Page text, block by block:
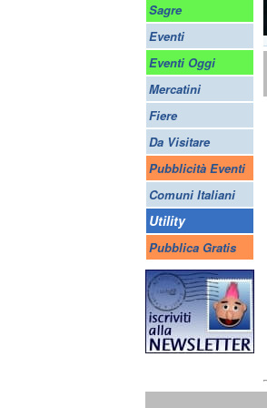
Sagre
Eventi
Eventi Oggi
Mercatini
Fiere
Da Visitare
Pubblicità Eventi
Comuni Italiani
Utility
Pubblica Gratis